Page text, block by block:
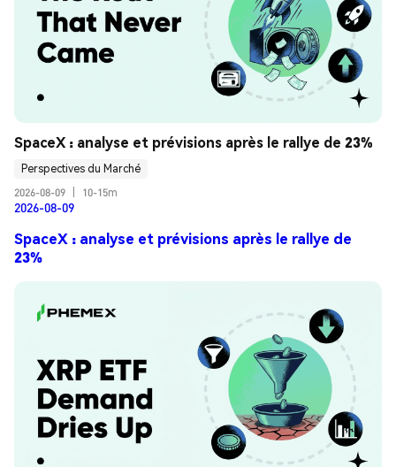
SpaceX : analyse et prévisions après le rallye de 23%
Perspectives du Marché
2026-08-09
10-15m
2026-08-09
SpaceX : analyse et prévisions après le rallye de
23%